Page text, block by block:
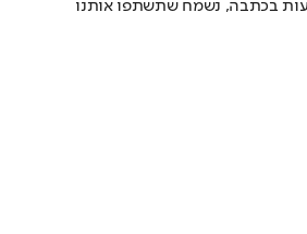
בכתבה, נשמח שתשתפו אותנו